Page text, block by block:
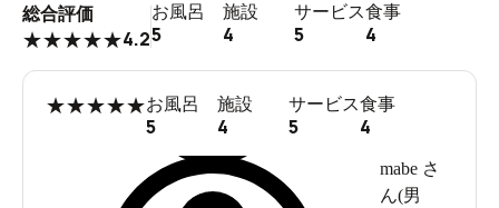
総合評価
★★★★★4.2
お風呂
5
施設
4
サービス
5
食事
4
★★★★★お風呂
5
施設
4
サービス
5
食事
4
mabe さ
ん(男